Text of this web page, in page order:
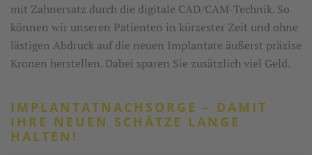
mit Zahnersatz durch die digitale CAD/CAM-Technik. So
können wir unseren Patienten in kürzester Zeit und ohne
lästigen Abdruck auf die neuen Implantate äußerst präzise
Kronen herstellen. Dabei sparen Sie zusätzlich viel Geld.
IMPLANTATNACHSORGE – DAMIT
IHRE NEUEN SCHÄTZE LANGE
HALTEN!